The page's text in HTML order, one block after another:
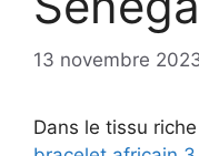
13 novembre
Dans le tissu